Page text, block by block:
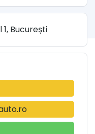
București